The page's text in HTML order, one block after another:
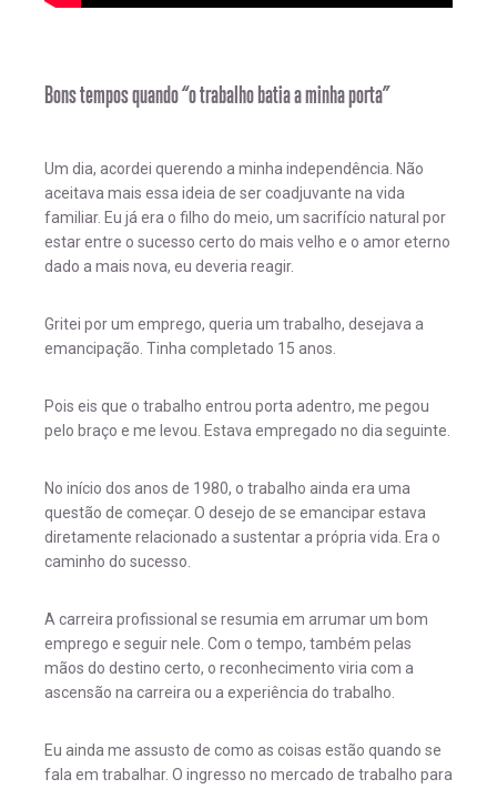
Bons tempos quando “o trabalho batia a minha porta”
Um dia, acordei querendo a minha independência. Não
aceitava mais essa ideia de ser coadjuvante na vida
familiar. Eu já era o filho do meio, um sacrifício natural por
estar entre o sucesso certo do mais velho e o amor eterno
dado a mais nova, eu deveria reagir.
Gritei por um emprego, queria um trabalho, desejava a
emancipação. Tinha completado 15 anos.
Pois eis que o trabalho entrou porta adentro, me pegou
pelo braço e me levou. Estava empregado no dia seguinte.
No início dos anos de 1980, o trabalho ainda era uma
questão de começar. O desejo de se emancipar estava
diretamente relacionado a sustentar a própria vida. Era o
caminho do sucesso.
A carreira profissional se resumia em arrumar um bom
emprego e seguir nele. Com o tempo, também pelas
mãos do destino certo, o reconhecimento viria com a
ascensão na carreira ou a experiência do trabalho.
Eu ainda me assusto de como as coisas estão quando se
fala em trabalhar. O ingresso no mercado de trabalho para